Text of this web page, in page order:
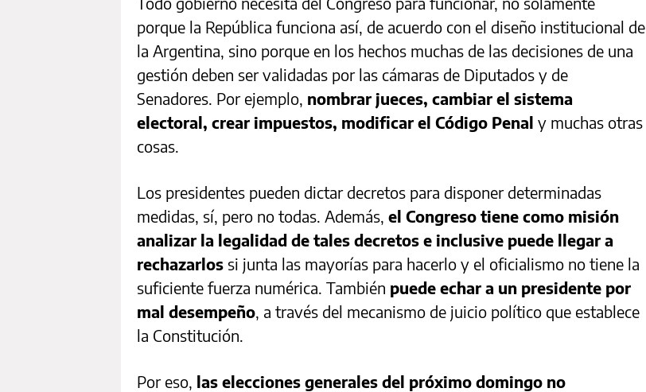
porque la República funciona así, de acuerdo con el diseño institucional de
la Argentina, sino porque en los hechos muchas de las decisiones de una
gestión deben ser validadas por las cámaras de Diputados y de
Senadores. Por ejemplo, nombrar jueces, cambiar el sistema
electoral, crear impuestos, modificar el Código Penal y muchas otras
cosas.
Los presidentes pueden dictar decretos para disponer determinadas
medidas, sí, pero no todas. Además, el Congreso tiene como misión
analizar la legalidad de tales decretos e inclusive puede llegar a
rechazarlos si junta las mayorías para hacerlo y el oficialismo no tiene la
suficiente fuerza numérica. También puede echar a un presidente por
mal desempeño, a través del mecanismo de juicio político que establece
la Constitución.
Por eso, las elecciones generales del próximo domingo no